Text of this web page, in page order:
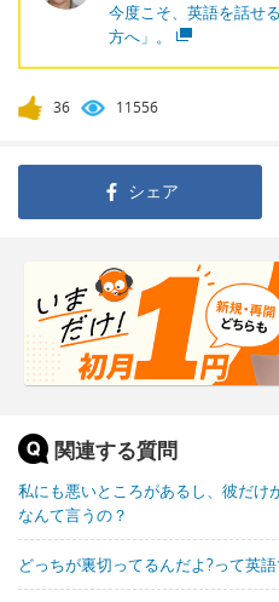
今度こそ、英語を話せ
方へ」。
36 11556
シェア
関連する質問
私にも悪いところがあるし、彼だけ
なんて言うの？
どっちが裏切ってるんだよ?って英